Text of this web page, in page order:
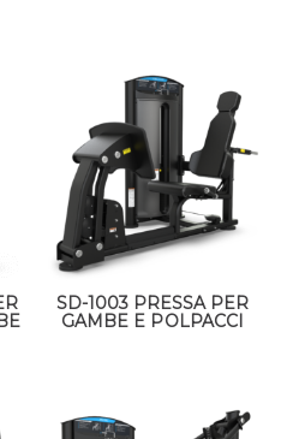
SD-1003 PRESSA PER
GAMBE E POLPACCI